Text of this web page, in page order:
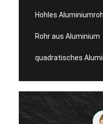
Hohles
Rohr aus Aluminium
quadratisches